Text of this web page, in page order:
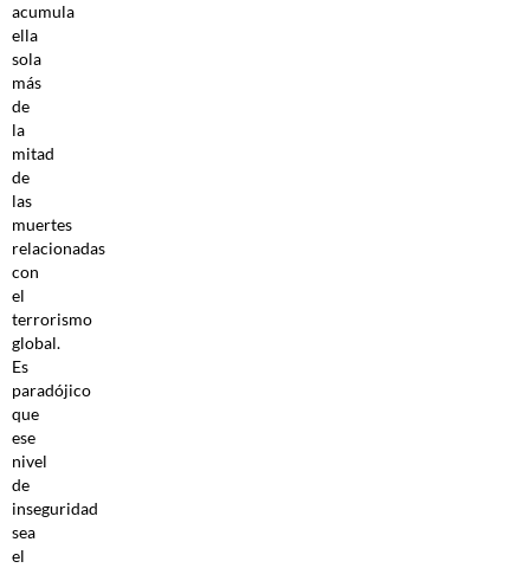
acumula
ella
sola
más
de
la
mitad
de
las
muertes
relacionadas
con
el
terrorismo
global.
Es
paradójico
que
ese
nivel
de
inseguridad
sea
el